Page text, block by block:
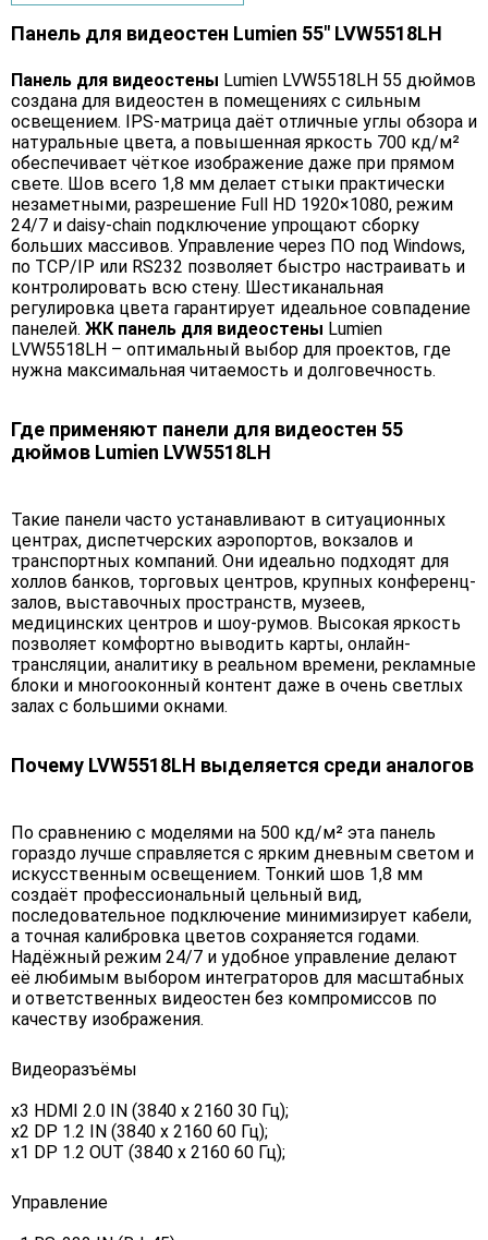
Панель для видеостен Lumien 55" LVW5518LH
Панель для видеостены Lumien LVW5518LH 55 дюймов
создана для видеостен в помещениях с сильным
освещением. IPS-матрица даёт отличные углы обзора и
натуральные цвета, а повышенная яркость 700 кд/м²
обеспечивает чёткое изображение даже при прямом
свете. Шов всего 1,8 мм делает стыки практически
незаметными, разрешение Full HD 1920×1080, режим
24/7 и daisy-chain подключение упрощают сборку
больших массивов. Управление через ПО под Windows,
по TCP/IP или RS232 позволяет быстро настраивать и
контролировать всю стену. Шестиканальная
регулировка цвета гарантирует идеальное совпадение
панелей. ЖК панель для видеостены Lumien
LVW5518LH – оптимальный выбор для проектов, где
нужна максимальная читаемость и долговечность.
Где применяют панели для видеостен 55
дюймов Lumien LVW5518LH
Такие панели часто устанавливают в ситуационных
центрах, диспетчерских аэропортов, вокзалов и
транспортных компаний. Они идеально подходят для
холлов банков, торговых центров, крупных конференц-
залов, выставочных пространств, музеев,
медицинских центров и шоу-румов. Высокая яркость
позволяет комфортно выводить карты, онлайн-
трансляции, аналитику в реальном времени, рекламные
блоки и многооконный контент даже в очень светлых
залах с большими окнами.
Почему LVW5518LH выделяется среди аналогов
По сравнению с моделями на 500 кд/м² эта панель
гораздо лучше справляется с ярким дневным светом и
искусственным освещением. Тонкий шов 1,8 мм
создаёт профессиональный цельный вид,
последовательное подключение минимизирует кабели,
а точная калибровка цветов сохраняется годами.
Надёжный режим 24/7 и удобное управление делают
её любимым выбором интеграторов для масштабных
и ответственных видеостен без компромиссов по
качеству изображения.
Видеоразъёмы
x3 HDMI 2.0 IN (3840 х 2160 30 Гц);
x2 DP 1.2 IN (3840 х 2160 60 Гц);
x1 DP 1.2 OUT (3840 x 2160 60 Гц);
Управление